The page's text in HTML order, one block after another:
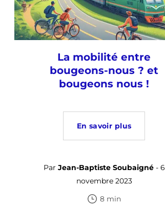
La mobilité entre
bougeons-nous ? et
bougeons nous !
En savoir plus
Par Jean-Baptiste Soubaigné- 6
novembre 2023
8 min